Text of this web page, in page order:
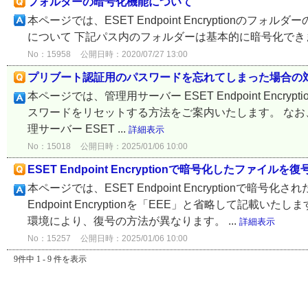
本ページでは、ESET Endpoint Encryptionのフォルダ
について 下記パス内のフォルダーは基本的に暗号化で
No：15958 公開日時：2020/07/27 13:00
プリブート認証用のパスワードを忘れてしまった場合
本ページでは、管理用サーバー ESET Endpoint
スワードをリセットする方法をご案内いたします。 な
理サーバー ESET ... 詳細表示
No：15018 公開日時：2025/01/06 10:00
ESET Endpoint Encryptionで暗号化したファイルを復
本ページでは、ESET Endpoint Encryptionで暗号化さ
Endpoint Encryptionを「EEE」と省略して記載いたし
環境により、復号の方法が異なります。 ... 詳細表示
No：15257 公開日時：2025/01/06 10:00
9件中 1 - 9 件を表示